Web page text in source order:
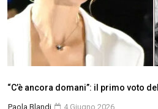
“C’è ancora domani”: il primo voto
Paola Blandi 4 Giugno 2026